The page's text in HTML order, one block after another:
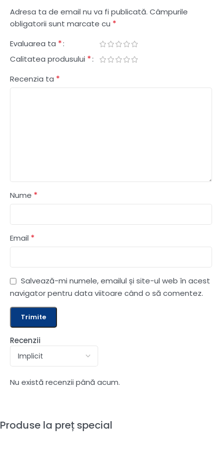
Recenzii
Nu există recenzii până acum.
Adresa ta de email nu va fi publicată. Câmpurile
obligatorii sunt marcate cu *
Evaluarea ta *
Calitatea produsului *
Recenzia ta *
Nume *
Email *
Salvează-mi numele, emailul și site-ul web în acest
navigator pentru data viitoare când o să comentez.
Produse la preț special